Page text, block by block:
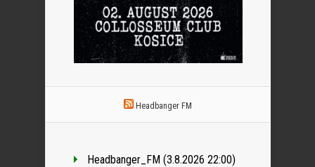
Headbanger FM
Headbanger_FM (3.8.2026 22:00)